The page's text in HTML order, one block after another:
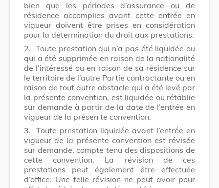
bien que les périodes d’assurance ou de
résidence accomplies avant cette entrée en
vigueur doivent être prises en considération
pour la détermination du droit aux prestations.
2. Toute prestation qui n’a pas été liquidée ou
qui a été supprimée en raison de la nationalité
de l’intéressé ou en raison de sa résidence sur
le territoire de l’autre Partie contractante ou en
raison de tout autre obstacle qui a été levé par
la présente convention, est liquidée ou rétablie
sur demande à partir de la date de l’entrée en
vigueur de la présen te convention.
3. Toute prestation liquidée avant l’entrée en
vigueur de la présente convention est révisée
sur demande, compte tenu des dispositions de
cette convention. La révision de ces
prestations peut également être effectuée
d’office. Une telle révision ne peut avoir pour